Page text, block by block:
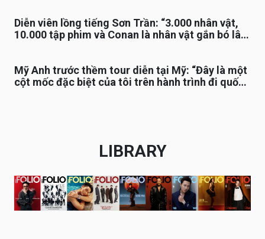
Diễn viên lồng tiếng Sơn Trần: “3.000 nhân vật,
10.000 tập phim và Conan là nhân vật gắn bó lâu
Mỹ Anh trước thềm tour diễn tại Mỹ: “Đây là một
cột mốc đặc biệt của tôi trên hành trình đi quốc
LIBRARY